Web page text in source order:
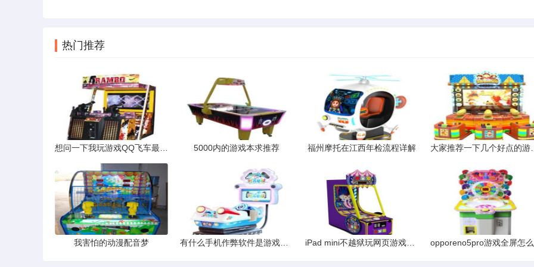
热门推荐
5000内的游戏本求推荐 福州摩托在江西年检流程详解
我害怕的动漫配音梦